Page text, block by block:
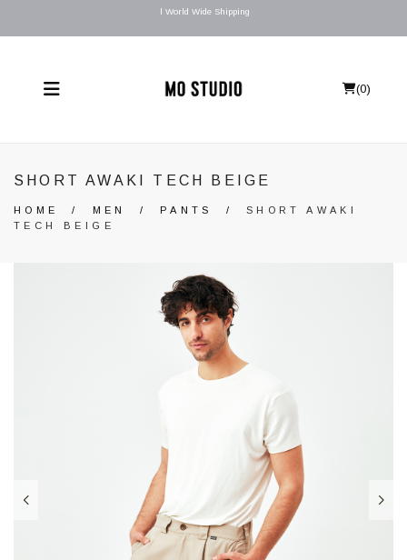
l World Wide Shipping
(0)
SHORT AWAKI TECH BEIGE
HOME / MEN / PANTS / SHORT AWAKI
TECH BEIGE